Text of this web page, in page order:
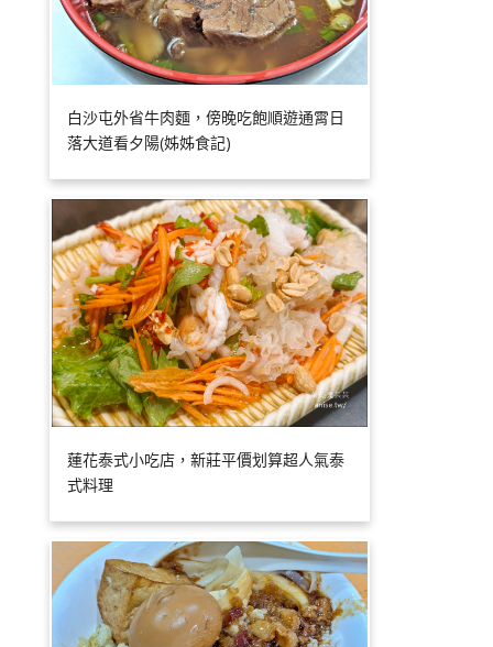
白沙屯外省牛肉麵，傍晚吃飽順遊通霄日
落大道看夕陽(姊姊食記)
蓮花泰式小吃店，新莊平價划算超人氣泰
式料理